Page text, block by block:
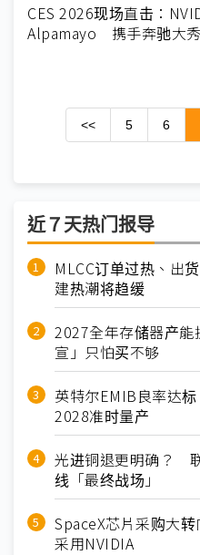
CES 2026现场直击：
Alpamayo 携手奔驰大
<< 5 6
近７天热门报导
MLCC订单过热、出
建热潮将趋缓
2027全年存储器产
宣」只怕买不够
英特尔EMIB良率达
2028准时量产
光进铜退更明确？
线「最终战场」
SpaceX芯片采购大
采用NVIDIA